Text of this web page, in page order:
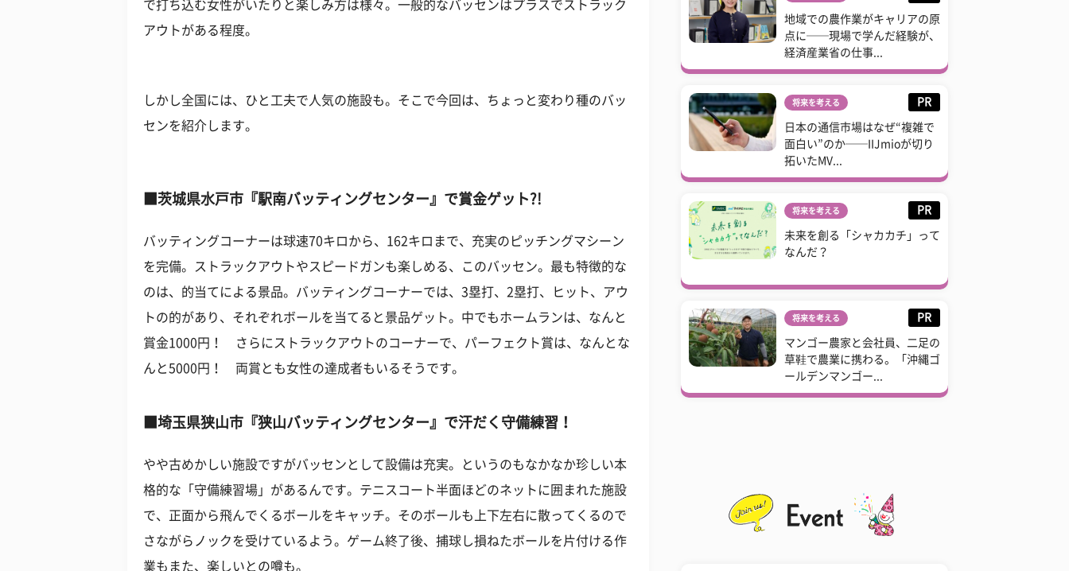
で打ち込む女性がいたりと楽しみ方は様々。一般的なバッセンはプラスでストラック
アウトがある程度。
しかし全国には、ひと工夫で人気の施設も。そこで今回は、ちょっと変わり種のバッ
センを紹介します。
■茨城県水戸市『駅南バッティングセンター』で賞金ゲット?!
バッティングコーナーは球速70キロから、162キロまで、充実のピッチングマシーン
を完備。ストラックアウトやスピードガンも楽しめる、このバッセン。最も特徴的な
のは、的当てによる景品。バッティングコーナーでは、3塁打、2塁打、ヒット、アウ
トの的があり、それぞれボールを当てると景品ゲット。中でもホームランは、なんと
賞金1000円！ さらにストラックアウトのコーナーで、パーフェクト賞は、なんとな
んと5000円！ 両賞とも女性の達成者もいるそうです。
■埼玉県狭山市『狭山バッティングセンター』で汗だく守備練習！
やや古めかしい施設ですがバッセンとして設備は充実。というのもなかなか珍しい本
格的な「守備練習場」があるんです。テニスコート半面ほどのネットに囲まれた施設
で、正面から飛んでくるボールをキャッチ。そのボールも上下左右に散ってくるので
さながらノックを受けているよう。ゲーム終了後、捕球し損ねたボールを片付ける作
業もまた、楽しいとの噂も。
地域での農作業がキャリアの原
点に──現場で学んだ経験が、
経済産業省の仕事...
将来を考える PR
日本の通信市場はなぜ“複雑で
面白い”のか──IIJmioが切り
拓いたMV...
将来を考える PR
未来を創る「シャカカチ」って
なんだ？
将来を考える PR
マンゴー農家と会社員、二足の
草鞋で農業に携わる。「沖縄ゴ
ールデンマンゴー...